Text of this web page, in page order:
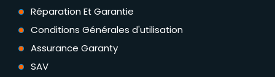
Réparation Et Garantie
Conditions Générales d'utilisation
Assurance Garanty
SAV